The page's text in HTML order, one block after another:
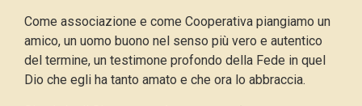
Come associazione e come Cooperativa piangiamo un
amico, un uomo buono nel senso più vero e autentico
del termine, un testimone profondo della Fede in quel
Dio che egli ha tanto amato e che ora lo abbraccia.